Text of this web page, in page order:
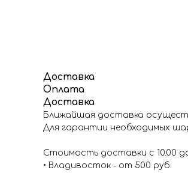
Доставка
Оплата
Доставка
Ближайшая доставка
Для гарантии необходимых
Стоимость доставки с 10.00
• Владивосток - от 500 руб.